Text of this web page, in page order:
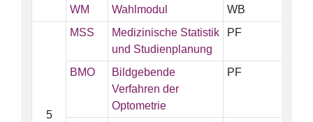
WM Wahlmodul WB
5
MSS
Medizinische Statistik
und Studienplanung
PF
BMO
Bildgebende
Verfahren der
Optometrie
PF